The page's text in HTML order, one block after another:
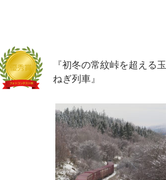
『初冬の常紋峠を超える玉
ねぎ列車』